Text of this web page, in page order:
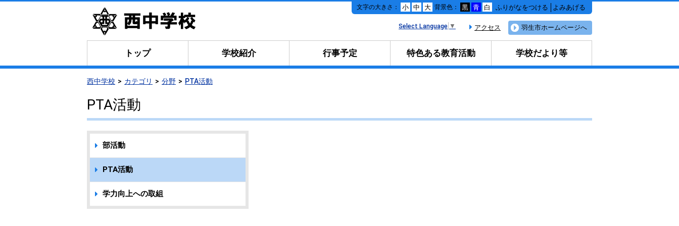
本
文
文字の大きさ： 小 中 大 背景色： 黒 青 白 ふりがなをつける よみあげる
羽生市ホームページへ
アクセス
Select Language ▼
トップ 学校紹介 行事予定 特色ある教育活動 学校だより等
西中学校 カテゴリ 分野 PTA活動
PTA活動
部活動
PTA活動
学力向上への取組